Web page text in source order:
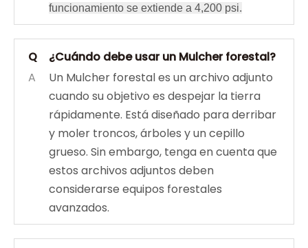
funcionamiento se extiende a 4,200 psi.
Q
¿Cuándo debe usar un Mulcher forestal?
A
Un Mulcher forestal es un archivo adjunto
cuando su objetivo es despejar la tierra
rápidamente. Está diseñado para derribar
y moler troncos, árboles y un cepillo
grueso. Sin embargo, tenga en cuenta que
estos archivos adjuntos deben
considerarse equipos forestales
avanzados.